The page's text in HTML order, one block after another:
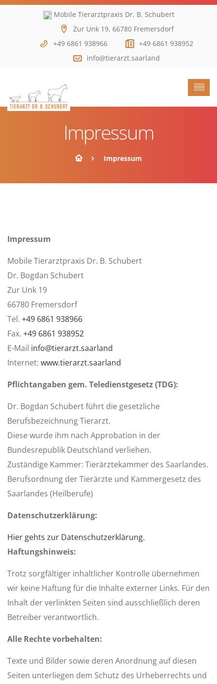
Mobile Tierarztpraxis Dr. B. Schubert
Zur Unk 19, 66780 Fremersdorf
+49 6861 938966
+49 6861 938952
info@tierarzt.saarland
Impressum
Impressum
Impressum
Mobile Tierarztpraxis Dr. B. Schubert
Dr. Bogdan Schubert
Zur Unk 19
66780 Fremersdorf
Tel. +49 6861 938966
Fax. +49 6861 938952
E-Mail info@tierarzt.saarland
Internet: www.tierarzt.saarland
Pflichtangaben gem. Teledienstgesetz (TDG):
Dr. Bogdan Schubert führt die gesetzliche
Berufsbezeichnung Tierarzt.
Diese wurde ihm nach Approbation in der
Bundesrepublik Deutschland verliehen.
Zuständige Kammer: Tierärztekammer des Saarlandes.
Berufsordnung der Tierärzte und Kammergesetz des
Saarlandes (Heilberufe)
Datenschutzerklärung:
Hier gehts zur Datenschutzerklärung.
Haftungshinweis:
Trotz sorgfältiger inhaltlicher Kontrolle übernehmen
wir keine Haftung für die Inhalte externer Links. Für den
Inhalt der verlinkten Seiten sind ausschließlich deren
Betreiber verantwortlich.
Alle Rechte vorbehalten:
Texte und Bilder sowie deren Anordnung auf diesen
Seiten unterliegen dem Schutz des Urheberrechts und